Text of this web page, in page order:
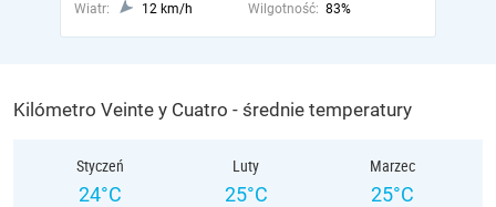
Wiatr:
12 km/h Wilgotność: 83%
Kilómetro Veinte y Cuatro - średnie temperatury
Styczeń
24°C
Luty
25°C
Marzec
25°C